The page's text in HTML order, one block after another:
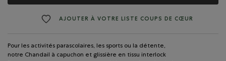
AJOUTER À VOTRE LISTE COUPS DE CŒUR
Pour les activités parascolaires, les sports ou la détente,
notre Chandail à capuchon et glissière en tissu interlock